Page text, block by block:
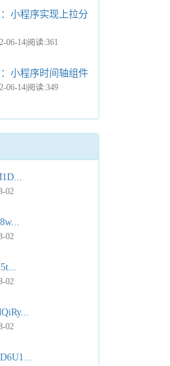
小程序实现上拉分
06-14|阅读:361
小程序时间轴组件
06-14|阅读:349
02
02
02
02